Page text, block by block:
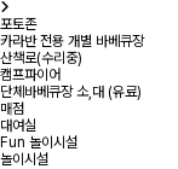
포토존
카라반 전용 개별 바베큐장
산책로(수리중)
캠프파이어
단체바베큐장 소,대 (유료)
매점
대여실
Fun 놀이시설
놀이시설